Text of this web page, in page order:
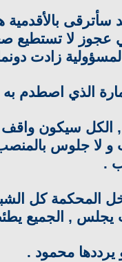
بالأقدمية
عجوز لا تستطيع
زادت
الذي اصطدم
الكل سيكون
لا جلوس
.
كل
يجلس , الجميع
محمود .